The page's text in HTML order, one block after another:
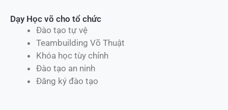
Dạy Học võ cho tổ chức
Đào tạo tự vệ
Teambuilding Võ Thuật
Khóa học tùy chỉnh
Đào tạo an ninh
Đăng ký đào tạo